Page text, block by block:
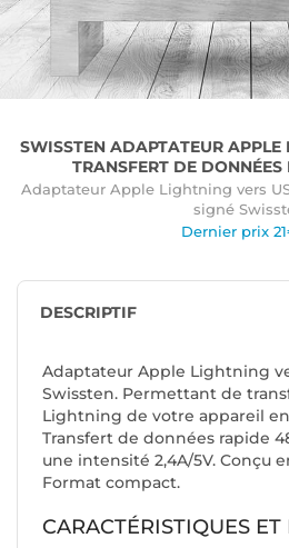
SWISSTEN ADAPTATEUR APPLE
TRANSFERT DE DONNÉES
Adaptateur Apple Lightning vers
signé
Dernier prix
DESCRIPTIF
Adaptateur Apple Lightning
Swissten. Permettant de
Lightning de votre appareil
Transfert de données rapide
une intensité 2,4A/5V. Conçu
Format compact.
CARACTÉRISTIQUES